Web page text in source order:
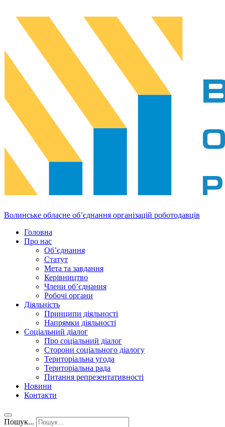
Волинське обласне об’єднання організацій роботодавців
Головна
Про нас
Об’єднання
Статут
Мета та завдання
Керівництво
Члени об’єднання
Робочі органи
Діяльність
Принципи діяльності
Напрямки діяльності
Соціальний діалог
Про соціальний діалог
Сторони соціального діалогу
Територіальна угода
Територіальна рада
Питання репрезентативності
Новини
Контакти
Пошук...